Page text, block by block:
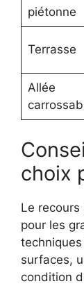
piétonne
Terrasse
Allée
choix
Le
pour les
surfaces,
condition